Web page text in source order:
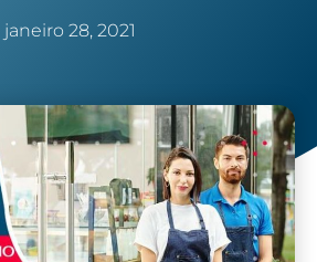
janeiro 28, 2021